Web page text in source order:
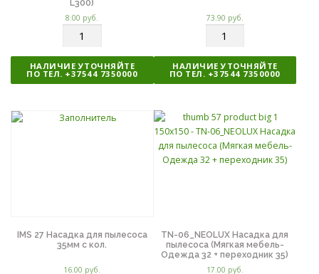
L300)
8.00 руб.
л
и
ч
с
НАЛИЧИЕ УТОЧНЯЙТЕ
ПО ТЕЛ. +37544 7350000
73.90 руб.
л
и
ч
с
т
в
о
НАЛИЧИЕ УТОЧНЯЙТЕ
ПО ТЕЛ. +37544 7350000
IMS 27 Насадка для пылесоса
35мм с кол.
16.00 руб.
TN-06_NEOLUX Насадка для
пылесоса (Мягкая мебель-
Одежда 32 + переходник 35)
17.00 руб.